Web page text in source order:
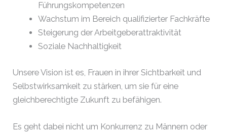
Führungskompetenzen
Wachstum im Bereich qualifizierter Fachkräfte
Steigerung der Arbeitgeberattraktivität
Soziale Nachhaltigkeit
Unsere Vision ist es, Frauen in ihrer Sichtbarkeit und
Selbstwirksamkeit zu stärken, um sie für eine
gleichberechtigte Zukunft zu befähigen.
Es geht dabei nicht um Konkurrenz zu Männern oder